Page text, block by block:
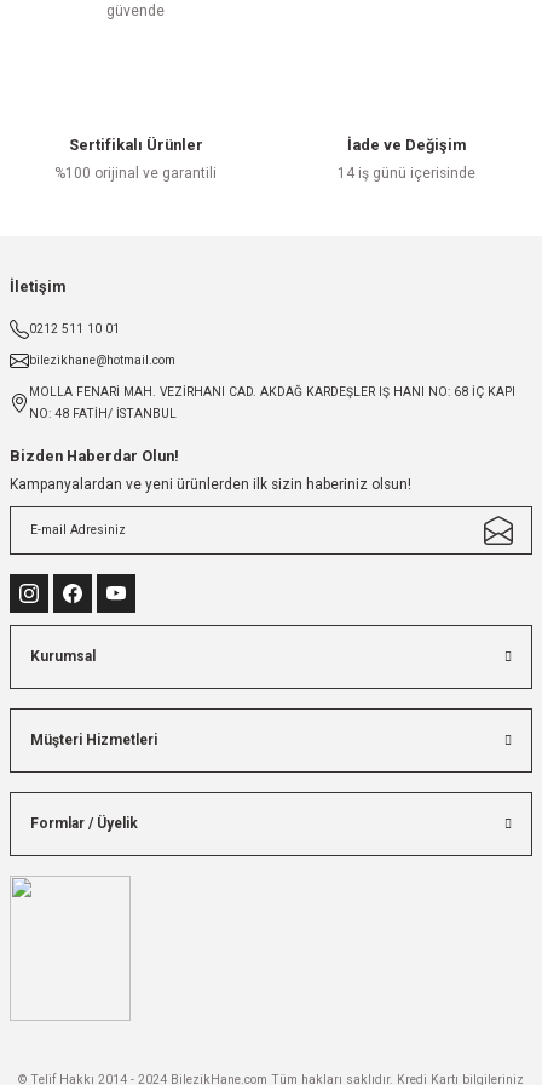
güvende
Sertifikalı Ürünler
%100 orijinal ve garantili
İade ve Değişim
14 iş günü içerisinde
İletişim
0212 511 10 01
bilezikhane@hotmail.com
MOLLA FENARİ MAH. VEZİRHANI CAD. AKDAĞ KARDEŞLER IŞ HANI NO: 68 İÇ KAPI
NO: 48 FATİH/ İSTANBUL
Bizden Haberdar Olun!
Kampanyalardan ve yeni ürünlerden ilk sizin haberiniz olsun!
Kurumsal
Müşteri Hizmetleri
Formlar / Üyelik
© Telif Hakkı 2014 - 2024 BilezikHane.com Tüm hakları saklıdır. Kredi Kartı bilgileriniz